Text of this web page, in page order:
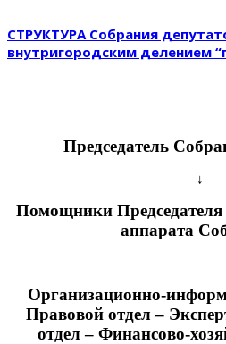
СТРУКТУРА Собрания
внутригородским делением
Председатель
↓
Помощники
аппарата
Организационно-
Правовой отдел –
отдел – Финансово-